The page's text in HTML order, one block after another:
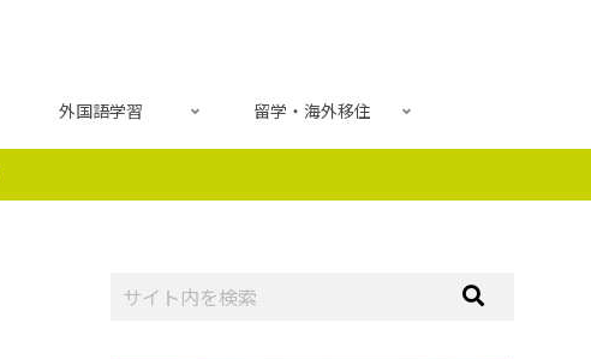
外国語学習 留学・海外移住